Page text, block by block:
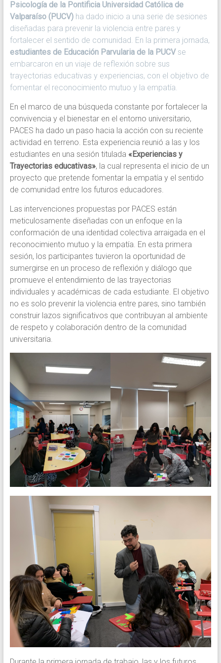
del
agenciamiento
colectivo
y
el
fortalecimiento
de
estrategias
formativas.
Programa
de
Pontificia
Universidad
Católica
de
Psicología de la Pontificia Universidad Católica de
Valparaíso (PUCV)ha dado inicio a una serie de sesiones
diseñadas para prevenir la violencia entre pares y
fortalecer el sentido de comunidad. En la primera jornada,
estudiantes de Educación Parvularia de la PUCVse
embarcaron en un viaje de reflexión sobre sus
trayectorias educativas y experiencias, con el objetivo de
fomentar el reconocimiento mutuo y la empatía.
En el marco de una búsqueda constante por fortalecer la
convivencia y el bienestar en el entorno universitario,
PACES ha dado un paso hacia la acción con su reciente
actividad en terreno. Esta experiencia reunió a las y los
estudiantes en una sesión titulada «Experiencias y
Trayectorias educativas», la cual representa el inicio de un
proyecto que pretende fomentar la empatía y el sentido
de comunidad entre los futuros educadores.
Las intervenciones propuestas por PACES están
meticulosamente diseñadas con un enfoque en la
conformación de una identidad colectiva arraigada en el
reconocimiento mutuo y la empatía. En esta primera
sesión, los participantes tuvieron la oportunidad de
sumergirse en un proceso de reflexión y diálogo que
promueve el entendimiento de las trayectorias
individuales y académicas de cada estudiante. El objetivo
no es solo prevenir la violencia entre pares, sino también
construir lazos significativos que contribuyan al ambiente
de respeto y colaboración dentro de la comunidad
universitaria.